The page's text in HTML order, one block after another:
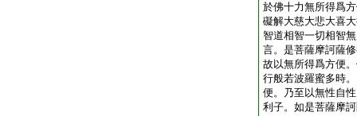
於佛十力無所得爲
礙解大慈大悲大喜
智道相智一切相智
言。是菩薩摩訶薩
故以無所得爲方便
行般若波羅蜜多時
便。乃至以無性自
利子。如是菩薩摩